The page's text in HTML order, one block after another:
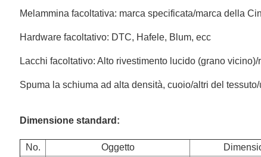
Melammina facoltativa: marca specificata/marca della
Hardware facoltativo: DTC, Hafele, Blum, ecc
Lacchi facoltativo: Alto rivestimento lucido (grano
Spuma la schiuma ad alta densità, cuoio/altri del
Dimensione standard:
No. Oggetto